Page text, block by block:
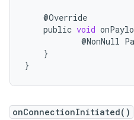
@Override
public void
@NonNull
}
}
onConnectionInitiated()